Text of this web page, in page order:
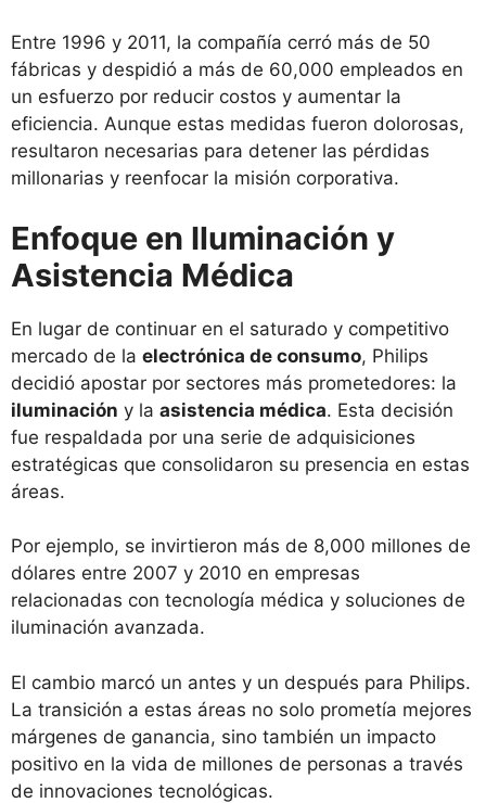
Entre 1996 y 2011, la compañía cerró más de 50
fábricas y despidió a más de 60,000 empleados en
un esfuerzo por reducir costos y aumentar la
eficiencia. Aunque estas medidas fueron dolorosas,
resultaron necesarias para detener las pérdidas
millonarias y reenfocar la misión corporativa.
Enfoque en Iluminación y
Asistencia Médica
En lugar de continuar en el saturado y competitivo
mercado de la electrónica de consumo, Philips
decidió apostar por sectores más prometedores: la
iluminación y la asistencia médica. Esta decisión
fue respaldada por una serie de adquisiciones
estratégicas que consolidaron su presencia en estas
áreas.
Por ejemplo, se invirtieron más de 8,000 millones de
dólares entre 2007 y 2010 en empresas
relacionadas con tecnología médica y soluciones de
iluminación avanzada.
El cambio marcó un antes y un después para Philips.
La transición a estas áreas no solo prometía mejores
márgenes de ganancia, sino también un impacto
positivo en la vida de millones de personas a través
de innovaciones tecnológicas.